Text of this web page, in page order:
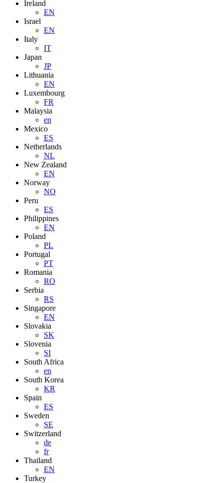
Ireland
EN
Israel
EN
Italy
IT
Japan
JP
Lithuania
EN
Luxembourg
FR
Malaysia
en
Mexico
ES
Netherlands
NL
New Zealand
EN
Norway
NO
Peru
ES
Philippines
EN
Poland
PL
Portugal
PT
Romania
RO
Serbia
RS
Singapore
EN
Slovakia
SK
Slovenia
SI
South Africa
en
South Korea
KR
Spain
ES
Sweden
SE
Switzerland
de
fr
Thailand
EN
Turkey